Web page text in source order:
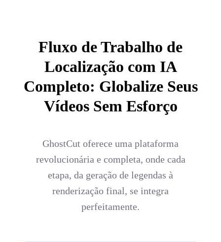
Fluxo de Trabalho de
Localização com IA
Completo: Globalize Seus
Vídeos Sem Esforço
GhostCut oferece uma plataforma
revolucionária e completa, onde cada
etapa, da geração de legendas à
renderização final, se integra
perfeitamente.